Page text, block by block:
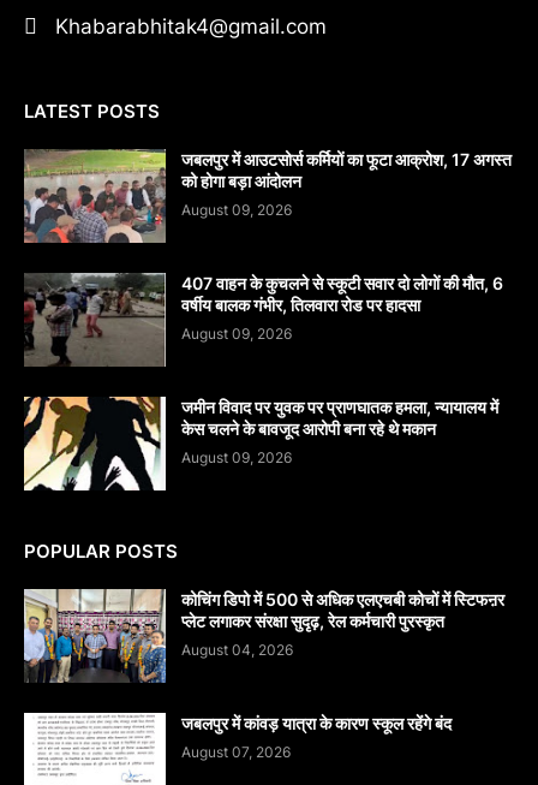
Khabarabhitak4@gmail.com
LATEST POSTS
जबलपुर में आउटसोर्स कर्मियों का फूटा आक्रोश, 17 अगस्त
को होगा बड़ा आंदोलन
August 09, 2026
407 वाहन के कुचलने से स्कूटी सवार दो लोगों की मौत, 6
वर्षीय बालक गंभीर, तिलवारा रोड पर हादसा
August 09, 2026
जमीन विवाद पर युवक पर प्राणघातक हमला, न्यायालय में
केस चलने के बावजूद आरोपी बना रहे थे मकान
August 09, 2026
POPULAR POSTS
कोचिंग डिपो में 500 से अधिक एलएचबी कोचों में स्टिफऩर
प्लेट लगाकर संरक्षा सुदृढ़, रेल कर्मचारी पुरस्कृत
August 04, 2026
जबलपुर में कांवड़ यात्रा के कारण स्कूल रहेंगे बंद
August 07, 2026